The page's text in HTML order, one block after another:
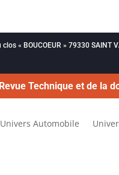
clos « BOUCOEUR » 79330 SAINT
Technique et de la
Univers Automobile